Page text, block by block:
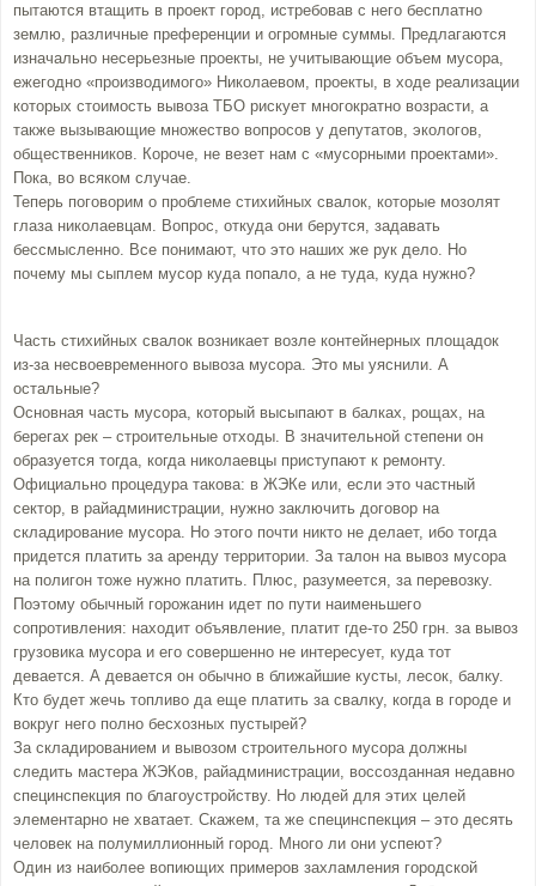
пытаются втащить в проект город, истребовав с него бесплатно
землю, различные преференции и огромные суммы. Предлагаются
изначально несерьезные проекты, не учитывающие объем мусора,
ежегодно «производимого» Николаевом, проекты, в ходе реализации
которых стоимость вывоза ТБО рискует многократно возрасти, а
также вызывающие множество вопросов у депутатов, экологов,
общественников. Короче, не везет нам с «мусорными проектами».
Пока, во всяком случае.
Теперь поговорим о проблеме стихийных свалок, которые мозолят
глаза николаевцам. Вопрос, откуда они берутся, задавать
бессмысленно. Все понимают, что это наших же рук дело. Но
почему мы сыплем мусор куда попало, а не туда, куда нужно?
Часть стихийных свалок возникает возле контейнерных площадок
из-за несвоевременного вывоза мусора. Это мы уяснили. А
остальные?
Основная часть мусора, который высыпают в балках, рощах, на
берегах рек – строительные отходы. В значительной степени он
образуется тогда, когда николаевцы приступают к ремонту.
Официально процедура такова: в ЖЭКе или, если это частный
сектор, в райадминистрации, нужно заключить договор на
складирование мусора. Но этого почти никто не делает, ибо тогда
придется платить за аренду территории. За талон на вывоз мусора
на полигон тоже нужно платить. Плюс, разумеется, за перевозку.
Поэтому обычный горожанин идет по пути наименьшего
сопротивления: находит объявление, платит где-то 250 грн. за вывоз
грузовика мусора и его совершенно не интересует, куда тот
девается. А девается он обычно в ближайшие кусты, лесок, балку.
Кто будет жечь топливо да еще платить за свалку, когда в городе и
вокруг него полно бесхозных пустырей?
За складированием и вывозом строительного мусора должны
следить мастера ЖЭКов, райадминистрации, воссозданная недавно
специнспекция по благоустройству. Но людей для этих целей
элементарно не хватает. Скажем, та же специнспекция – это десять
человек на полумиллионный город. Много ли они успеют?
Один из наиболее вопиющих примеров захламления городской